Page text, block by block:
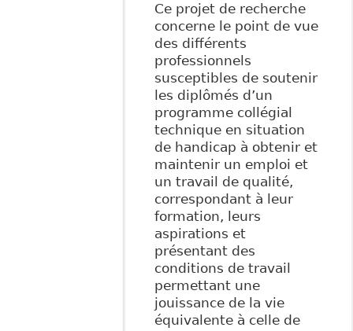
Ce projet de recherche
concerne le point de vue
des différents
professionnels
susceptibles de soutenir
les diplômés d’un
programme collégial
technique en situation
de handicap à obtenir et
maintenir un emploi et
un travail de qualité,
correspondant à leur
formation, leurs
aspirations et
présentant des
conditions de travail
permettant une
jouissance de la vie
équivalente à celle de